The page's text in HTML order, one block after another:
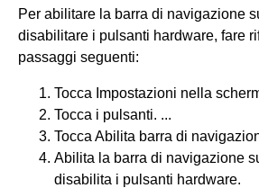
Per abilitare la barra di navigazione
disabilitare i pulsanti hardware, fare
passaggi seguenti:
Tocca Impostazioni nella
Tocca i pulsanti. ...
Tocca Abilita barra di
Abilita la barra di navigazione
disabilita i pulsanti hardware.